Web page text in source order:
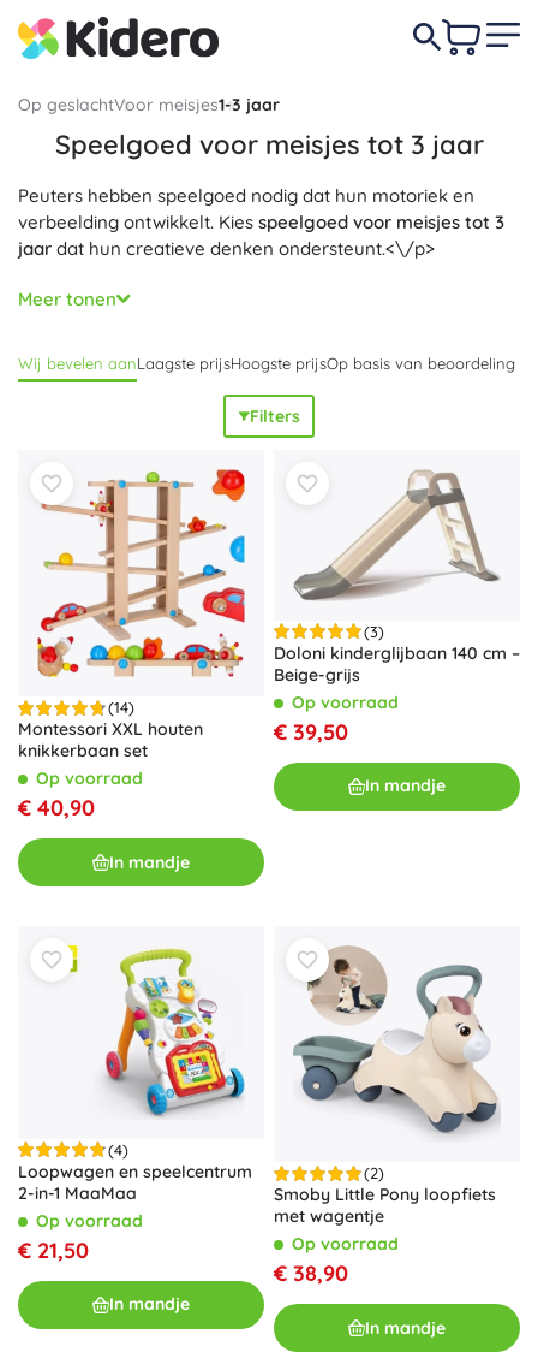
Op geslachtVoor meisjes1-3 jaar
Speelgoed voor meisjes tot 3 jaar
Peuters hebben speelgoed nodig dat hun motoriek en
verbeelding ontwikkelt. Kies speelgoed voor meisjes tot 3
jaar dat hun creatieve denken ondersteunt.<\/p>
In het aanbod vindt u
interactieve en educatieve speeltjes
Meer tonen
Wij bevelen aanLaagste prijsHoogste prijsOp basis van beoordeling
Filters
(14)
Montessori XXL houten
knikkerbaan set
Op voorraad
€ 40,90
In mandje
(3)
Doloni kinderglijbaan 140 cm –
Beige-grijs
Op voorraad
€ 39,50
In mandje
(4)
Loopwagen en speelcentrum
2-in-1 MaaMaa
Op voorraad
€ 21,50
In mandje
(2)
Smoby Little Pony loopfiets
met wagentje
Op voorraad
€ 38,90
In mandje